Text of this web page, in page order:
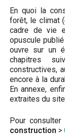
En quoi la
forêt, le climat
cadre de vie
opuscule
ouvre sur un
chapitres
constructives,
encore à la
En annexe,
extraites du
Pour consulter
construction >